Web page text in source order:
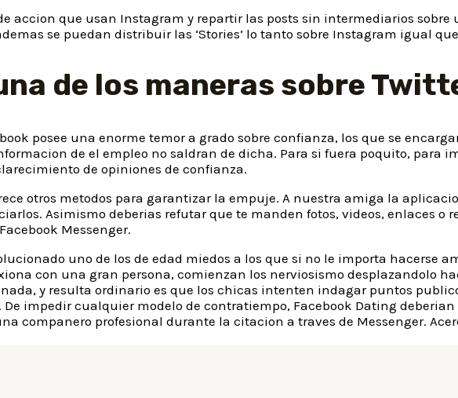
accion que usan Instagram y repartir las posts sin intermediarios
se puedan distribuir las ‘Stories’ lo tanto sobre Instagram igual
de los maneras sobre
posee una enorme temor a grado sobre confianza, los que se
de el empleo no saldran de dicha. Para si fuera poquito, para
de opiniones de confianza.
otros metodos para garantizar la empuje. A nuestra amiga la
Asimismo deberias refutar que te manden fotos, videos, enlaces o
Messenger.
uno de los de edad miedos a los que si no le importa hacerse
con una gran persona, comienzan los nerviosismo desplazandolo
y resulta ordinario es que los chicas intenten indagar puntos
impedir cualquier modelo de contratiempo, Facebook Dating
companero profesional durante la citacion a traves de Messenger.